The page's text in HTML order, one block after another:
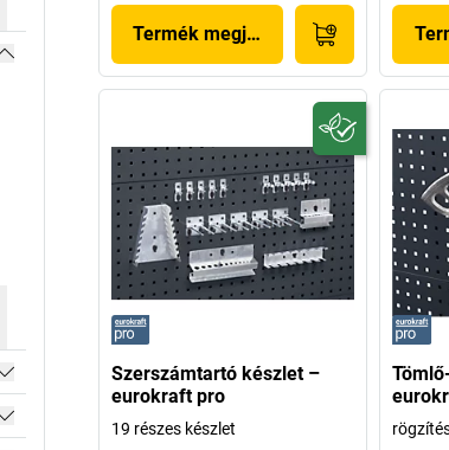
Termék megjelenítése
Szerszámtartó készlet –
eurokraft pro
19 részes készlet